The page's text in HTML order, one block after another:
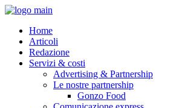
Home
Articoli
Redazione
Servizi & costi
Advertising & Partnership
Le nostre partnership
Gonzo Food